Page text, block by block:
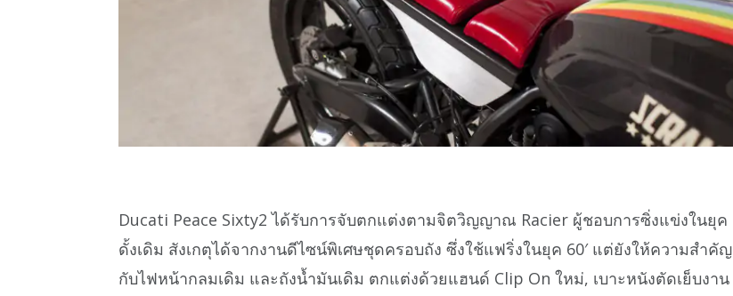
Ducati Peace Sixty2 ได้รับการจับตกแต่งตามจิตวิญญาณ Racier ผู้ชอบการซิ่งแข่งในยุค
ดั้งเดิม สังเกตุได้จากงานดีไซน์พิเศษชุดครอบถัง ซึ่งใช้แฟริ่งในยุค 60′ แต่ยังให้ความสำคัญ
กับไฟหน้ากลมเดิม และถังน้ำมันเดิม ตกแต่งด้วยแฮนด์ Clip On ใหม่, เบาะหนังตัดเย็บงาน